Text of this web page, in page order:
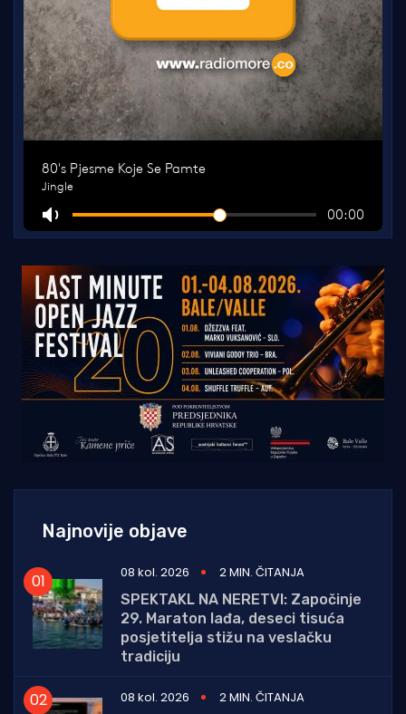
Najnovije objave
08 kol. 2026
2 MIN. ČITANJA
SPEKTAKL NA NERETVI: Započinje
29. Maraton lađa, deseci tisuća
posjetitelja stižu na veslačku
tradiciju
08 kol. 2026
2 MIN. ČITANJA